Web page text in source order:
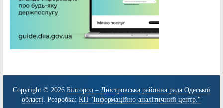
Copyright © 2026 Білгород – Дністровська районна рада Одеської
області. Розробка:КП "Інформаційно-аналітичний центр."